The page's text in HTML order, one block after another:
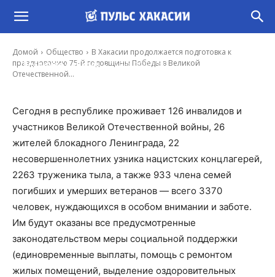
Домой Общество
В Хакасии продолжается подготовка к
празднованию 75-й годовщины Победы в Великой
Отечественной...
В Хакасии продолжается подготовка к
Владимир Данилов - 17 Янв, 2020 15:32
Сегодня в республике проживает 126 инвалидов и
участников Великой Отечественной войны, 26
жителей блокадного Ленинграда, 22
несовершеннолетних узника нацистских концлагерей,
2263 труженика тыла, а также 933 члена семей
погибших и умерших ветеранов — всего 3370
человек, нуждающихся в особом внимании и заботе.
Им будут оказаны все предусмотренные
законодательством меры социальной поддержки
(единовременные выплаты, помощь с ремонтом
жилых помещений, выделение оздоровительных